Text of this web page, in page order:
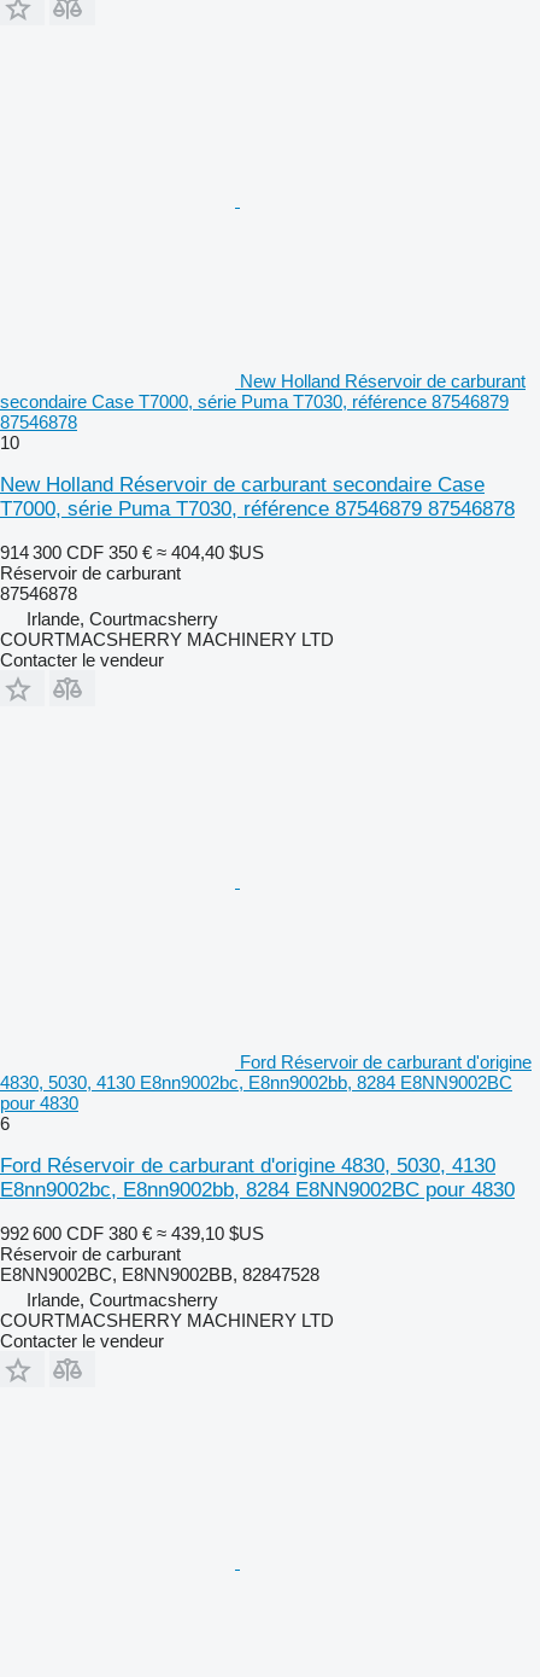
New Holland Réservoir de carburant
secondaire Case T7000, série Puma T7030, référence 87546879
87546878
10
New Holland Réservoir de carburant secondaire Case
T7000, série Puma T7030, référence 87546879 87546878
914 300 CDF 350 € ≈ 404,40 $US
Réservoir de carburant
87546878
Irlande, Courtmacsherry
COURTMACSHERRY MACHINERY LTD
Contacter le vendeur
Ford Réservoir de carburant d'origine
4830, 5030, 4130 E8nn9002bc, E8nn9002bb, 8284 E8NN9002BC
pour 4830
6
Ford Réservoir de carburant d'origine 4830, 5030, 4130
E8nn9002bc, E8nn9002bb, 8284 E8NN9002BC pour 4830
992 600 CDF 380 € ≈ 439,10 $US
Réservoir de carburant
E8NN9002BC, E8NN9002BB, 82847528
Irlande, Courtmacsherry
COURTMACSHERRY MACHINERY LTD
Contacter le vendeur